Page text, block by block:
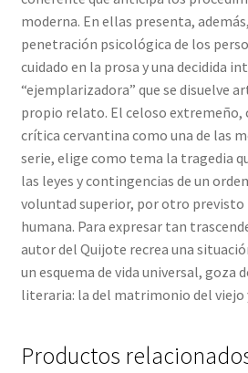
moderna. En ellas presenta,
penetración psicológica de los
cuidado en la prosa y una decidida
“ejemplarizadora” que se disuelve
propio relato. El celoso extremeño,
crítica cervantina como una de las
serie, elige como tema la tragedia
las leyes y contingencias de un
voluntad superior, por otro previsto
humana. Para expresar tan
autor del Quijote recrea una
un esquema de vida universal, goza
literaria: la del matrimonio del viejo
Productos